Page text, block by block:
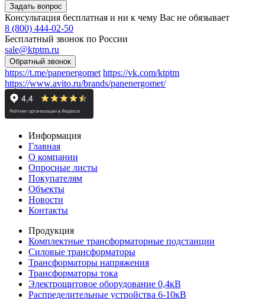
Консультация бесплатная и ни к чему Вас не обязывает
8 (800) 444-02-50
Бесплатный звонок по России
sale@ktptm.ru
https://t.me/panenergomet https://vk.com/ktptm
https://www.avito.ru/brands/panenergomet/
Информация
Главная
О компании
Опросные листы
Покупателям
Объекты
Новости
Контакты
Продукция
Комплектные трансформаторные подстанции
Силовые трансформаторы
Трансформаторы напряжения
Трансформаторы тока
Электрощитовое оборудование 0,4кВ
Распределительные устройства 6-10кВ